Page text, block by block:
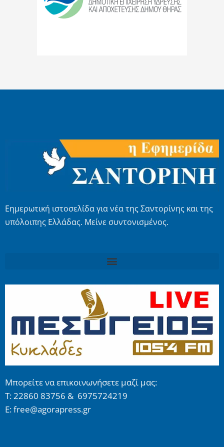
Εημερωτική ιστοσελίδα για νέα της Σαντορίνης και της
υπόλοιπης Ελλάδας. Μείνε συντονισμένος.
Μπορείτε να επικοινωνήσετε μαζί μας:
Τ: 22860 83756 & 6975724219
E: free@agorapress.gr